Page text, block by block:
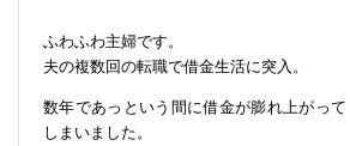
ふわふわ主婦です。
夫の複数回の転職で借金生活に突入。
数年であっという間に借金が膨れ上がって
しまいました。